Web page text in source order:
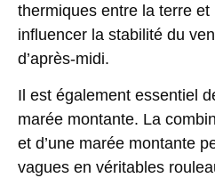
thermiques entre la terre
influencer la stabilité du
d’après-midi.
Il est également essentiel
marée montante. La
et d’une marée montante
vagues en véritables